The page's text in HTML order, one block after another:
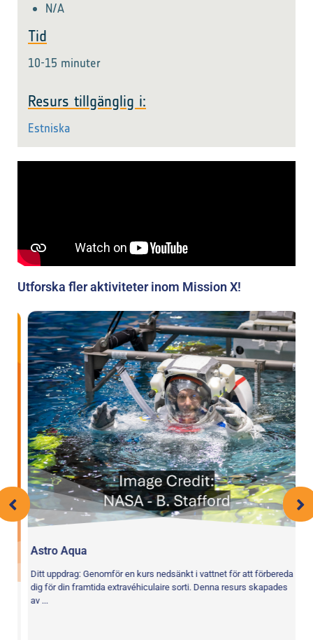
N/A
Tid
10-15 minuter
Resurs tillgänglig i:
Estniska
Utforska fler aktiviteter inom Mission X!
Astro Aqua
Ditt uppdrag: Genomför en kurs nedsänkt i vattnet för att förbereda
dig för din framtida extravéhiculaire sorti. Denna resurs skapades
av ...